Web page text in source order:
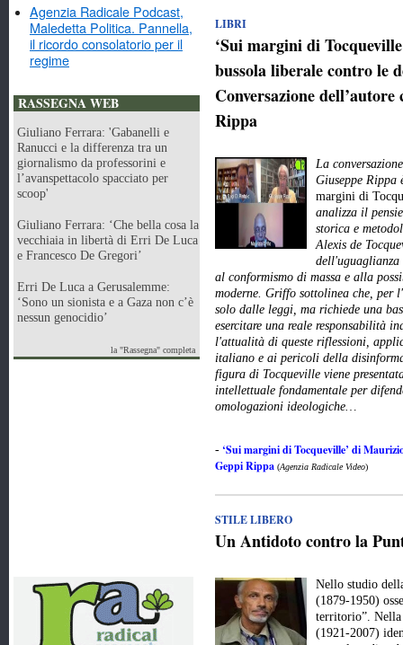
Agenzia Radicale Podcast,
Maledetta Politica. Pannella,
il ricordo consolatorio per il
regime
RASSEGNA WEB
Giuliano Ferrara: 'Gabanelli e
Ranucci e la differenza tra un
giornalismo da professorini e
l’avanspettacolo spacciato per
scoop'
Giuliano Ferrara: ‘Che bella cosa la
vecchiaia in libertà di Erri De Luca
e Francesco De Gregori’
Erri De Luca a Gerusalemme:
‘Sono un sionista e a Gaza non c’è
nessun genocidio’
la "Rassegna" completa
LIBRI
‘Sui margini di
bussola liberale contro le
Conversazione
Rippa
La
Giuseppe
margini di
analizza il
storica e
Alexis de
dell'uguaglianza
al conformismo di massa e alla
moderne. Griffo sottolinea che, per
solo dalle leggi, ma richiede una
esercitare una reale responsabilità
l'attualità di queste riflessioni,
italiano e ai pericoli della
figura di Tocqueville viene
intellettuale fondamentale per
omologazioni ideologiche…
- ‘Sui margini di Tocqueville’ di
Geppi Rippa (Agenzia Radicale Video)
STILE LIBERO
Un Antidoto contro la
Nello studio
(1879-1950)
territorio”. Nella
(1921-2007)